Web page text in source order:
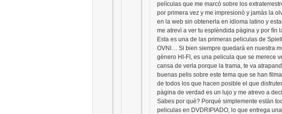
pelìculas que me marcò sobre los
por primera vez y me impresionò y jamàs la
en la web sin obtenerla en idioma latino y
me atrevì a ver tu esplèndida pàgina y por fìn
Esta es una de las primeras peliculas de
OVNI… Si bien siempre quedarà en nuestra
gènero HI-FI, es una pelicula que se merece
cansa de verla porque la trama, te va
buenas pelis sobre este tema que se han
de todos los que hacen posible el que
pàgina de verdad es un lujo y me atrevo a
Sabes por què? Porquè simplemente estàn
peliculas en DVDRIPIADO, lo que entrega